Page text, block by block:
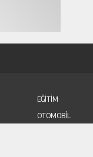
EĞİTİM
OTOMOBİL